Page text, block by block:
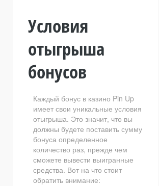
Условия
отыгрыша
бонусов
Каждый бонус в казино Pin Up
имеет свои уникальные условия
отыгрыша. Это значит, что вы
должны будете поставить сумму
бонуса определенное
количество раз, прежде чем
сможете вывести выигранные
средства. Вот на что стоит
обратить внимание: